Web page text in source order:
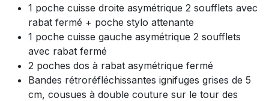
1 poche cuisse droite asymétrique 2 soufflets avec
rabat fermé + poche stylo attenante
1 poche cuisse gauche asymétrique 2 soufflets
avec rabat fermé
2 poches dos à rabat asymétrique fermé
Bandes rétroréfléchissantes ignifuges grises de 5
cm, cousues à double couture sur le tour des